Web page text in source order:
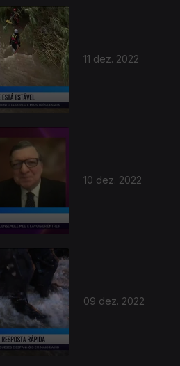
11 dez. 2022
10 dez. 2022
09 dez. 2022